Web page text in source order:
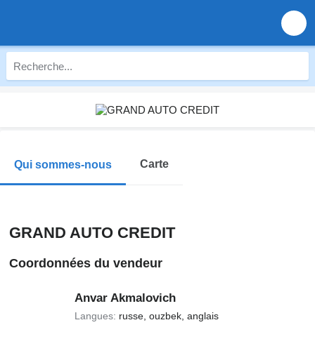
Qui sommes-nous Carte
GRAND AUTO CREDIT
Coordonnées du vendeur
Anvar Akmalovich
Langues: russe, ouzbek, anglais